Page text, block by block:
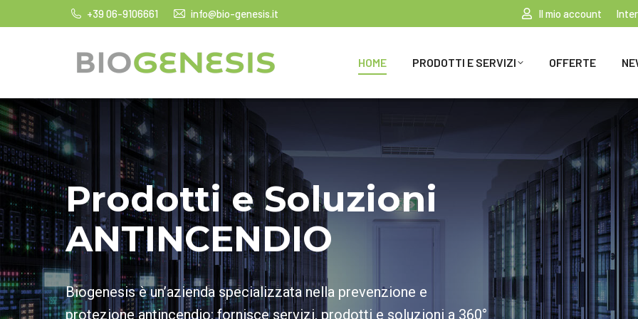
+39 06-9106661 info@bio-genesis.it Il mio account
HOME PRODOTTI E SERVIZI OFFERTE
Prodotti e Soluzioni
ANTINCENDIO
Biogenesis è un’azienda specializzata nella prevenzione e
protezione antincendio: fornisce servizi, prodotti e soluzioni a 360°